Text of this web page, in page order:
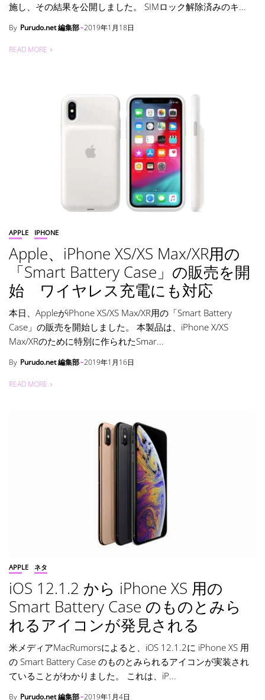
施し、その結果を公開しました。 SIMロック解除済みのキ...
By Purudo.net 編集部 2019年1月18日
READ MORE
APPLE IPHONE
Apple、iPhone XS/XS Max/XR用の
「Smart Battery Case」の販売を開
始 ワイヤレス充電にも対応
本日、AppleがiPhone XS/XS Max/XR用の「Smart Battery
Case」の販売を開始しました。 本製品は、iPhone X/XS
Max/XRのために特別に作られたSmar...
By Purudo.net 編集部 2019年1月16日
READ MORE
APPLE ネタ
iOS 12.1.2 から iPhone XS 用の
Smart Battery Case のものとみら
れるアイコンが発見される
米メディアMacRumorsによると、iOS 12.1.2に iPhone XS 用
の Smart Battery Case のものとみられるアイコンが実装され
ていることがわかりました。 これは、iP...
By Purudo.net 編集部 2019年1月4日